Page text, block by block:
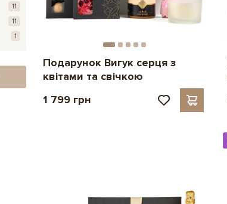
11
11
1
Подарунок Вигук серця з
квітами та свічкою
1 799 грн